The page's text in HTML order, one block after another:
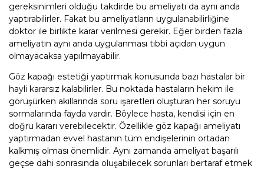
gereksinimleri olduğu takdirde bu ameliyatı da aynı anda
yaptırabilirler. Fakat bu ameliyatların uygulanabilirliğine
doktor ile birlikte karar verilmesi gerekir. Eğer birden fazla
ameliyatın aynı anda uygulanması tıbbi açıdan uygun
olmayacaksa yapılmayabilir.
Göz kapağı estetiği yaptırmak konusunda bazı hastalar bir
hayli kararsız kalabilirler. Bu noktada hastaların hekim ile
görüşürken akıllarında soru işaretleri oluşturan her soruyu
sormalarında fayda vardır. Böylece hasta, kendisi için en
doğru kararı verebilecektir. Özellikle göz kapağı ameliyatı
yaptırmadan evvel hastanın tüm endişelerinin ortadan
kalkmış olması önemlidir. Aynı zamanda ameliyat başarılı
geçse dahi sonrasında oluşabilecek sorunları bertaraf etmek